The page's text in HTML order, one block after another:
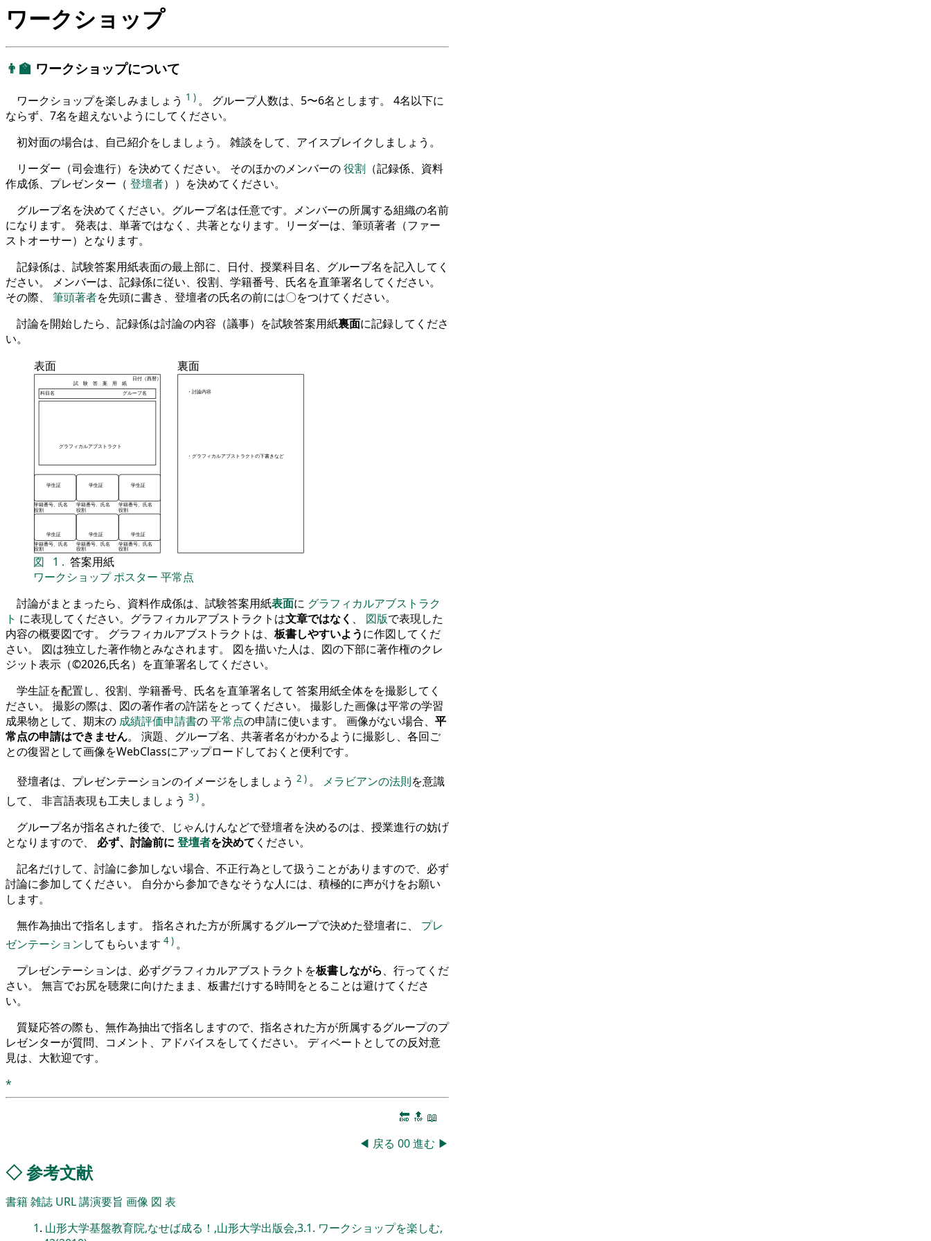
ワークショップ
👨‍🏫 ワークショップについて
ワークショップを楽しみましょう 1 ) 。 グループ人数は、5〜6名とします。 4名以下に
ならず、7名を超えないようにしてください。
初対面の場合は、自己紹介をしましょう。 雑談をして、アイスブレイクしましょう。
リーダー（司会進行）を決めてください。 そのほかのメンバーの役割 （記録係、資料
作成係、プレゼンター（ 登壇者））を決めてください。
グループ名を決めてください。グループ名は任意です。メンバーの所属する組織の名前
になります。 発表は、単著ではなく、共著となります。リーダーは、筆頭著者（ファー
ストオーサー）となります。
記録係は、試験答案用紙表面の最上部に、日付、授業科目名、グループ名を記入してく
ださい。 メンバーは、記録係に従い、役割、学籍番号、氏名を直筆署名してください。
その際、 筆頭著者を先頭に書き、登壇者の氏名の前には〇をつけてください。
討論を開始したら、記録係は討論の内容（議事）を試験答案用紙裏面に記録してくださ
い。
表面
日付（西暦）
試 験 答 案 用 紙
科目名
グループ名
グラフィカルアブストラクト
学生証
学籍番号、氏名
役割
学生証
学籍番号、氏名
役割
学生証
学籍番号、氏名
役割
学生証
学籍番号、氏名
役割
学生証
学籍番号、氏名
役割
学生証
学籍番号、氏名
役割
裏面
・討論内容
・グラフィカルアブストラクトの下書きなど
図 1 . 答案用紙
ワークショップポスター 平常点
討論がまとまったら、資料作成係は、試験答案用紙表面に グラフィカルアブストラク
ト に表現してください。グラフィカルアブストラクトは文章ではなく 、 図版で表現した
内容の概要図です。 グラフィカルアブストラクトは、 板書しやすいように作図してくだ
さい。 図は独立した著作物とみなされます。 図を描いた人は、図の下部に著作権のクレ
ジット表示（©2026,氏名）を直筆署名してください。
学生証を配置し、役割、学籍番号、氏名を直筆署名して 答案用紙全体をを撮影してく
ださい。 撮影の際は、図の著作者の許諾をとってください。 撮影した画像は平常の学習
成果物として、期末の 成績評価申請書の平常点の申請に使います。 画像がない場合、 平
常点の申請はできません。 演題、グループ名、共著者名がわかるように撮影し、各回ご
との復習として画像をWebClassにアップロードしておくと便利です。
登壇者は、プレゼンテーションのイメージをしましょう 2 ) 。 メラビアンの法則を意識
して、 非言語表現も工夫しましょう 3 ) 。
グループ名が指名された後で、じゃんけんなどで登壇者を決めるのは、授業進行の妨げ
となりますので、 必ず、討論前に 登壇者を決めて ください。
記名だけして、討論に参加しない場合、不正行為として扱うことがありますので、必ず
討論に参加してください。 自分から参加できなそうな人には、積極的に声がけをお願い
します。
無作為抽出で指名します。 指名された方が所属するグループで決めた登壇者に、 プレ
ゼンテーションしてもらいます 4) 。
プレゼンテーションは、必ずグラフィカルアブストラクトを板書しながら、行ってくだ
さい。 無言でお尻を聴衆に向けたまま、板書だけする時間をとることは避けてくださ
い。
質疑応答の際も、無作為抽出で指名しますので、指名された方が所属するグループのプ
レゼンターが質問、コメント、アドバイスをしてください。 ディベートとしての反対意
見は、大歓迎です。
*
🔚 🔝 📖
◀ 戻る 00進む ▶
◇参考文献
書籍雑誌 URL講演要旨 画像 図 表
1. 山形大学基盤教育院,なせば成る！,山形大学出版会,3.1. ワークショップを楽しむ,